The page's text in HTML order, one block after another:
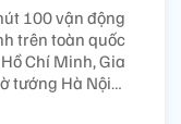
100 vận động
trên toàn quốc
Chí Minh, Gia
tướng Hà Nội…